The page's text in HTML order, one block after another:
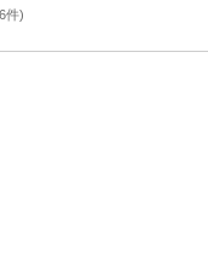
件)